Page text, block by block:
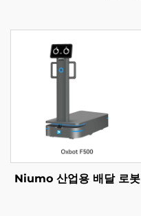
Niumo 산업용 배달 로봇